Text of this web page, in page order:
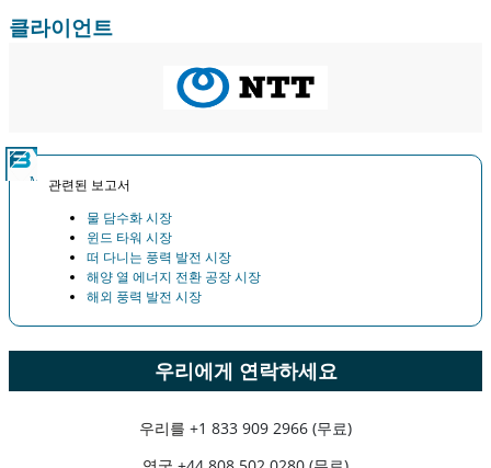
클라이언트
관련된 보고서
물 담수화 시장
윈드 타워 시장
떠 다니는 풍력 발전 시장
해양 열 에너지 전환 공장 시장
해외 풍력 발전 시장
우리에게 연락하세요
우리를 +1 833 909 2966 (무료)